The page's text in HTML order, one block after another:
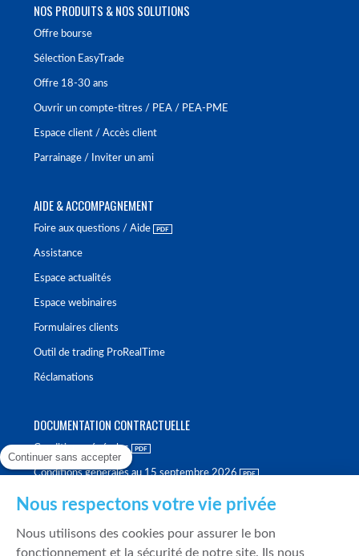
NOS PRODUITS & NOS SOLUTIONS
Offre bourse
Sélection EasyTrade
Offre 18-30 ans
Ouvrir un compte-titres / PEA / PEA-PME
Espace client / Accès client
Parrainage / Inviter un ami
AIDE & ACCOMPAGNEMENT
Foire aux questions / Aide
Assistance
Espace actualités
Espace webinaires
Formulaires clients
Outil de trading ProRealTime
Réclamations
DOCUMENTATION CONTRACTUELLE
Conditions générales
Conditions générales au 15 septembre 2026
Politique de meilleure sélection
Continuer sans accepter
Nous respectons votre vie privée
Nous utilisons des cookies pour assurer le bon
fonctionnement et la sécurité de notre site. Ils nous